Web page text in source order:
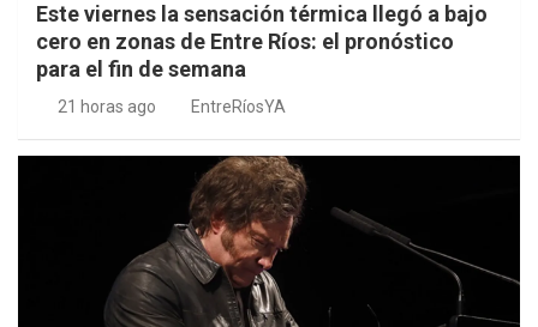
Este viernes la sensación térmica llegó a bajo
cero en zonas de Entre Ríos: el pronóstico
para el fin de semana
21 horas ago EntreRíosYA